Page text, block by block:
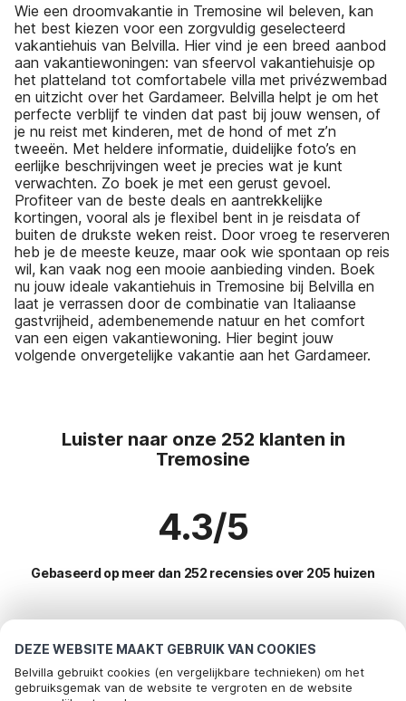
DEZE WEBSITE MAAKT GEBRUIK VAN COOKIES
Belvilla gebruikt cookies (en vergelijkbare technieken) om het
gebruiksgemak van de website te vergroten en de website
Wie een droomvakantie in Tremosine wil beleven, kan
het best kiezen voor een zorgvuldig geselecteerd
vakantiehuis van Belvilla. Hier vind je een breed aanbod
aan vakantiewoningen: van sfeervol vakantiehuisje op
het platteland tot comfortabele villa met privézwembad
en uitzicht over het Gardameer. Belvilla helpt je om het
perfecte verblijf te vinden dat past bij jouw wensen, of
je nu reist met kinderen, met de hond of met z’n
tweeën. Met heldere informatie, duidelijke foto’s en
eerlijke beschrijvingen weet je precies wat je kunt
verwachten. Zo boek je met een gerust gevoel.
Profiteer van de beste deals en aantrekkelijke
kortingen, vooral als je flexibel bent in je reisdata of
buiten de drukste weken reist. Door vroeg te reserveren
heb je de meeste keuze, maar ook wie spontaan op reis
wil, kan vaak nog een mooie aanbieding vinden. Boek
nu jouw ideale vakantiehuis in Tremosine bij Belvilla en
laat je verrassen door de combinatie van Italiaanse
gastvrijheid, adembenemende natuur en het comfort
van een eigen vakantiewoning. Hier begint jouw
volgende onvergetelijke vakantie aan het Gardameer.
Luister naar onze 252 klanten in
Tremosine
4.3/5
Gebaseerd op meer dan 252 recensies over 205 huizen
Meest populaire bestemmingen voor
vakantie